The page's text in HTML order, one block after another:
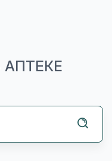
АПТЕКЕ